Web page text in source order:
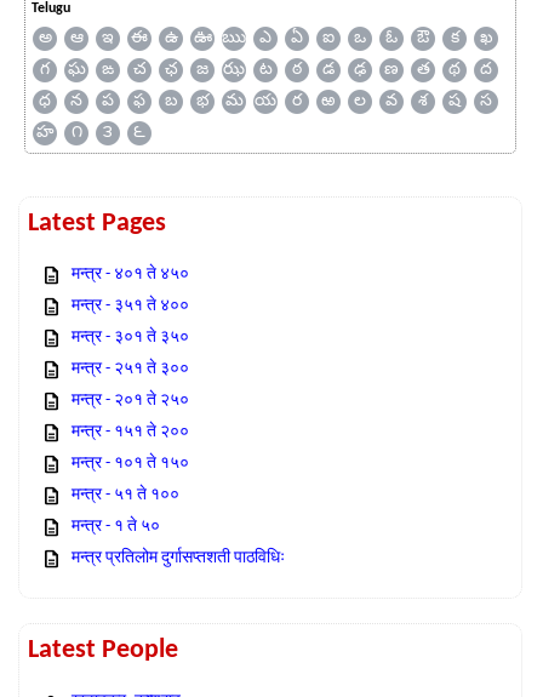
Telugu
అ ఆ ఇ ఈ ఉ ఊ ఋ ఎ ఏ ఐ ఒ ఓ ఔ క
ఖ
గ
ఘ ఙ చ ఛ జ ఝ ట ఠ డ ఢ ణ త థ
ద
ధ
న ప ఫ బ భ మ య ర ఱ ల వ శ ష
స
హ
౧ ౩ ౬
Latest Pages
मन्त्र - ४०१ ते ४५०
मन्त्र - ३५१ ते ४००
मन्त्र - ३०१ ते ३५०
मन्त्र - २५१ ते ३००
मन्त्र - २०१ ते २५०
मन्त्र - १५१ ते २००
मन्त्र - १०१ ते १५०
मन्त्र - ५१ ते १००
मन्त्र - १ ते ५०
मन्त्र प्रतिलोम दुर्गासप्तशती पाठविधिः
Latest People